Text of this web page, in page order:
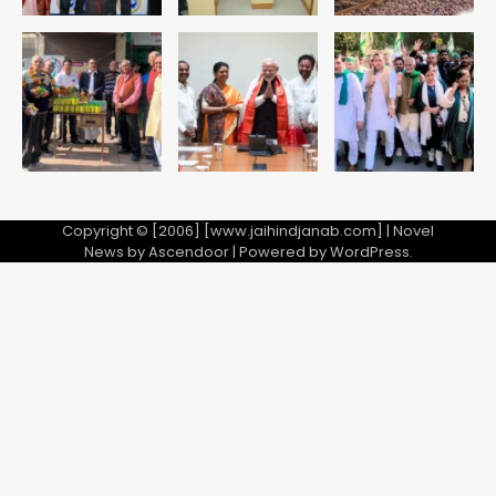
5
Jeff Bezos Liverpool stake
deal: अमेजन फाउंडर और एडुआर्डो सावेरिन
का निवेश
Avinash Kumar
Copyright © [2006] [www.jaihindjanab.com] | Novel
News byAscendoor| Powered byWordPress.